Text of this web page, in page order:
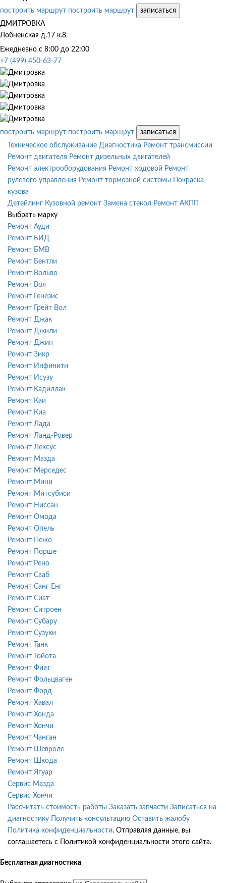
построить маршрут построить маршрут
записаться
ДМИТРОВКА
Лобненская д.17 к.8
Ежедневно с 8:00 до 22:00
+7 (499) 450-63-77
построить маршрут построить маршрут
записаться
Техническое обслуживание Диагностика Ремонт трансмиссии
Ремонт двигателя Ремонт дизельных двигателей
Ремонт электрооборудования Ремонт ходовой Ремонт
рулевого управления Ремонт тормозной системы
Покраска
кузова
Детейлинг Кузовной ремонт Замена стекол Ремонт АКПП
Выбрать марку
Ремонт Ауди
Ремонт БИД
Ремонт БМВ
Ремонт Бентли
Ремонт Вольво
Ремонт Воя
Ремонт Генезис
Ремонт Грейт Вол
Ремонт Джак
Ремонт Джили
Ремонт Джип
Ремонт Зикр
Ремонт Инфинити
Ремонт Исузу
Ремонт Кадиллак
Ремонт Каи
Ремонт Киа
Ремонт Лада
Ремонт Ланд-Ровер
Ремонт Лексус
Ремонт Мазда
Ремонт Мерседес
Ремонт Мини
Ремонт Митсубиси
Ремонт Ниссан
Ремонт Омода
Ремонт Опель
Ремонт Пежо
Ремонт Порше
Ремонт Рено
Ремонт Сааб
Ремонт Санг Енг
Ремонт Сиат
Ремонт Ситроен
Ремонт Субару
Ремонт Сузуки
Ремонт Танк
Ремонт Тойота
Ремонт Фиат
Ремонт Фольцваген
Ремонт Форд
Ремонт Хавал
Ремонт Хонда
Ремонт Хончи
Ремонт Чанган
Ремонт Шевроле
Ремонт Шкода
Ремонт Ягуар
Сервис Мазда
Сервис Хончи
Рассчитать стоимость работы Заказать запчасти Записаться на
диагностику
Получить консультацию Оставить жалобу
Политика конфиденциальности. Отправляя данные, вы
соглашаетесь с Политикой конфиденциальности этого сайта.
Бесплатная диагностика